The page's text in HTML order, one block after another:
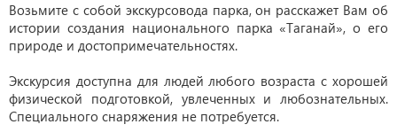
Возьмите с собой экскурсовода парка, он расскажет Вам об
истории создания национального парка «Таганай», о его
природе и достопримечательностях.
Экскурсия доступна для людей любого возраста с хорошей
физической подготовкой, увлеченных и любознательных.
Специального снаряжения не потребуется.